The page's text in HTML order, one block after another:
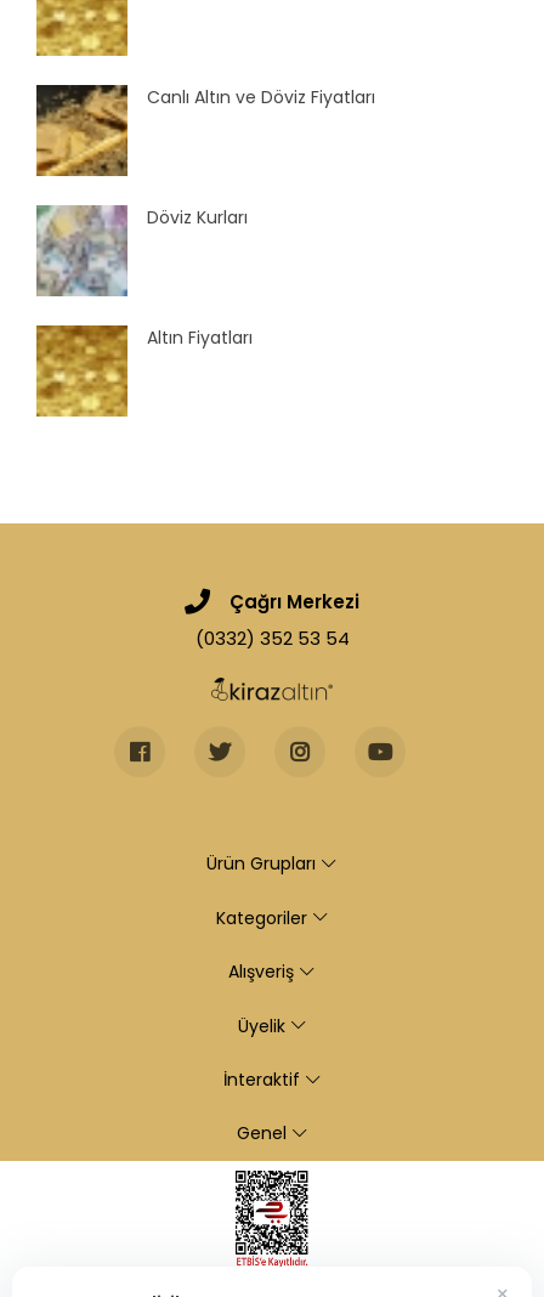
Canlı Altın ve Döviz Fiyatları
Döviz Kurları
Altın Fiyatları
Çağrı Merkezi
(0332) 352 53 54
Ürün Grupları
Kategoriler
Alışveriş
Üyelik
İnteraktif
Genel